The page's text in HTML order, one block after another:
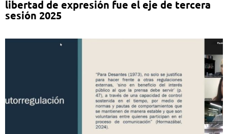
libertad de expresión fue el eje de tercera
sesión 2025